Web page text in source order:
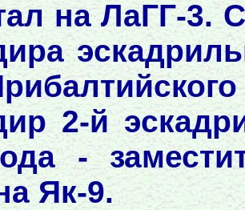
на ЛаГГ-3.
2-й
-
Як-9.